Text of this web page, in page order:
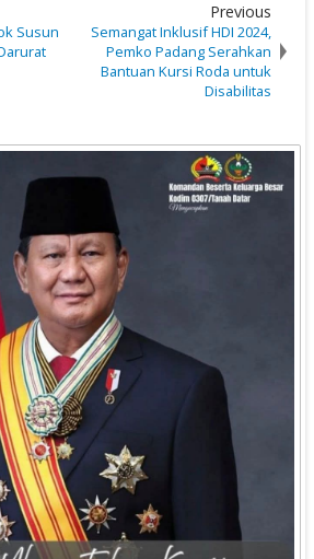
Susun
Previous
Semangat Inklusif HDI 2024,
Pemko Padang Serahkan
Bantuan Kursi Roda untuk
Disabilitas